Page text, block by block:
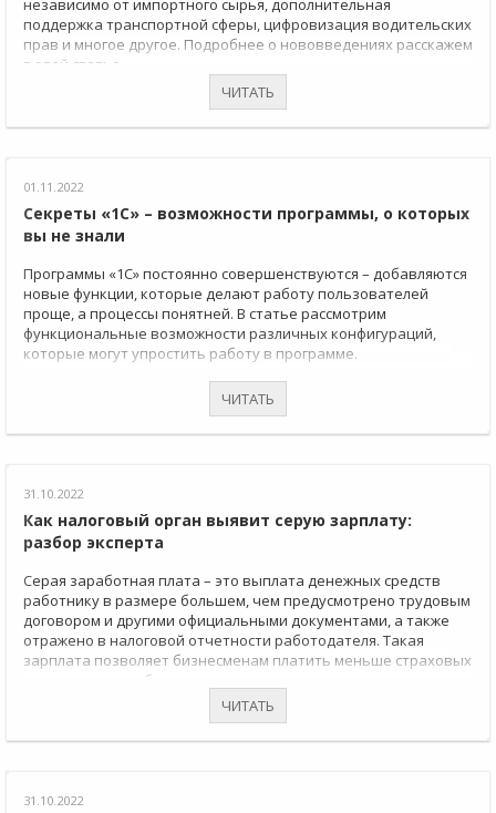
независимо от импортного сырья, дополнительная
поддержка транспортной сферы, цифровизация водительских
прав и многое другое. Подробнее о нововведениях расскажем
в этой статье.
ЧИТАТЬ
01.11.2022
Секреты «1С» – возможности программы, о которых
вы не знали
Программы «1С» постоянно совершенствуются – добавляются
новые функции, которые делают работу пользователей
проще, а процессы понятней. В статье рассмотрим
функциональные возможности различных конфигураций,
которые могут упростить работу в программе.
ЧИТАТЬ
31.10.2022
Как налоговый орган выявит серую зарплату:
разбор эксперта
Серая заработная плата – это выплата денежных средств
работнику в размере большем, чем предусмотрено трудовым
договором и другими официальными документами, а также
отражено в налоговой отчетности работодателя. Такая
зарплата позволяет бизнесменам платить меньше страховых
взносов, так как база для их исчисления сознательно
ЧИТАТЬ
31.10.2022